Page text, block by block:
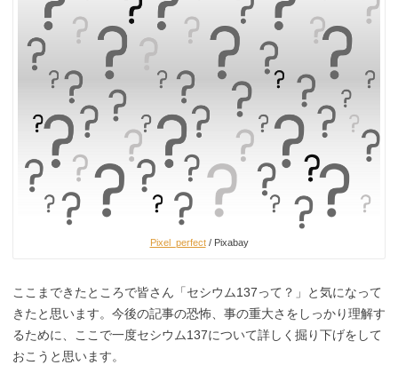
Pixel_perfect/ Pixabay
ここまできたところで皆さん「セシウム137って？」と気になって
きたと思います。今後の記事の恐怖、事の重大さをしっかり理解す
るために、ここで一度セシウム137について詳しく掘り下げをして
おこうと思います。